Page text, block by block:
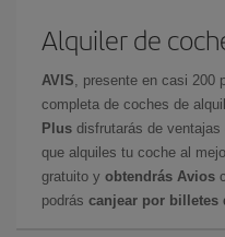
Alquiler de
AVIS , presente en casi
completa de coches de
Plus disfrutarás de
que alquiles tu coche al
gratuito y obtendrás Avios
podrás canjear por billetes